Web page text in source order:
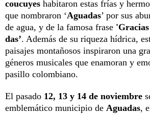
coucuyes habitaron estas frías y
que nombraron ‘Aguadas’ por sus
de agua, y de la famosa frase
das’. Además de su riqueza hídrica,
paisajes montañosos inspiraron una
géneros musicales que enamoran y
pasillo colombiano.
El pasado 12, 13 y 14 de noviembre
emblemático municipio de Aguadas,